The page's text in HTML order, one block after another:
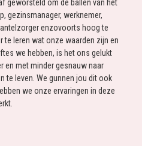
geworsteld om de ballen van het
gezinsmanager, werknemer,
enzovoorts hoog te
te leren wat onze waarden zijn en
we hebben, is het ons gelukt
en met minder gesnauw naar
te leven. We gunnen jou dit ook
we onze ervaringen in deze